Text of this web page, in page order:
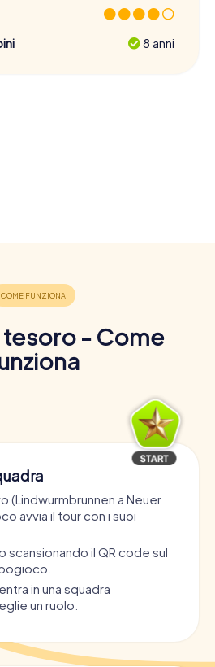
8 anni
tesoro - Come
(Lindwurmbrunnen a Neuer
avvia il tour con i suoi
scansionando il QR code sul
in una squadra
un ruolo.